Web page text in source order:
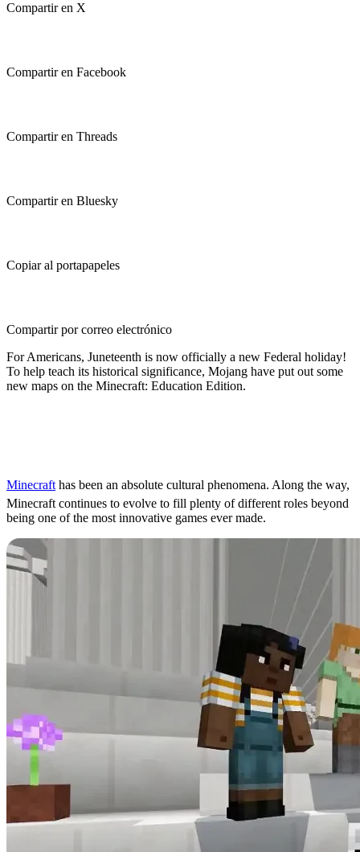
Compartir en X
Compartir en Facebook
Compartir en Threads
Compartir en Bluesky
Copiar al portapapeles
Compartir por correo electrónico
For Americans, Juneteenth is now officially a new Federal holiday!
To help teach its historical significance, Mojang have put out some
new maps on the Minecraft: Education Edition.
Minecraft has been an absolute cultural phenomena. Along the way,
Minecraft continues to evolve to fill plenty of different roles beyond
being one of the most innovative games ever made.